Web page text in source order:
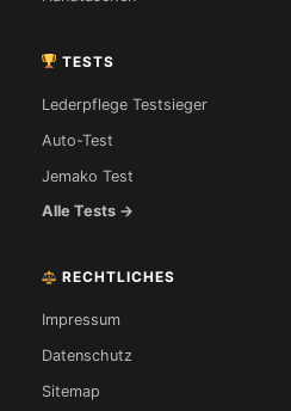
TESTS
Lederpflege Testsieger
Auto-Test
Jemako Test
Alle Tests →
RECHTLICHES
Impressum
Datenschutz
Sitemap